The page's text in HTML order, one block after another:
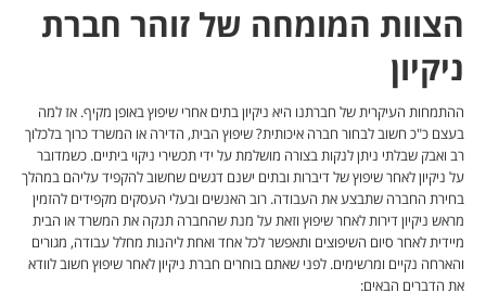
הצוות המומחה של זוהר חברת
ניקיון
ההתמחות העיקרית של חברתנו היא ניקיון בתים אחרי שיפוץ באופן מקיף. אז למה
בעצם כ"כ חשוב לבחור חברה איכותית? שיפוץ הבית, הדירה או המשרד כרוך בלכלוך
רב ואבק שבלתי ניתן לנקות בצורה מושלמת על ידי תכשירי ניקוי ביתיים. כשמדובר
על ניקיון לאחר שיפוץ של דיברות ובתים ישנם דגשים שחשוב להקפיד עליהם במהלך
בחירת החברה שתבצע את העבודה. רוב האנשים ובעלי העסקים מקפידים להזמין
מראש ניקיון דירות לאחר שיפוץ וזאת על מנת שהחברה תנקה את המשרד או הבית
מיידית לאחר סיום השיפוצים ותאפשר לכל אחד ואחת ליהנות מחלל עבודה, מגורים
והארחה נקיים ומרשימים. לפני שאתם בוחרים חברת ניקיון לאחר שיפוץ חשוב לוודא
את הדברים הבאים: